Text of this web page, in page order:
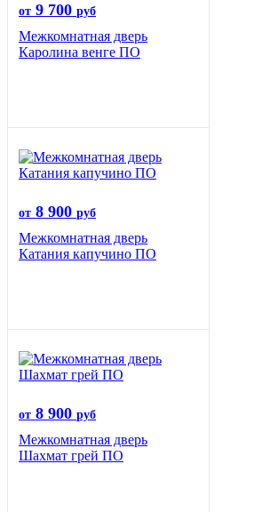
от 9 700 руб
Межкомнатная дверь
Каролина венге ПО
от 8 900 руб
Межкомнатная дверь
Катания капучино ПО
от 8 900 руб
Межкомнатная дверь
Шахмат грей ПО